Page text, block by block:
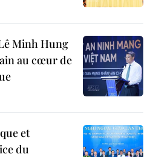
Minh Hung
au cœur de
et
du